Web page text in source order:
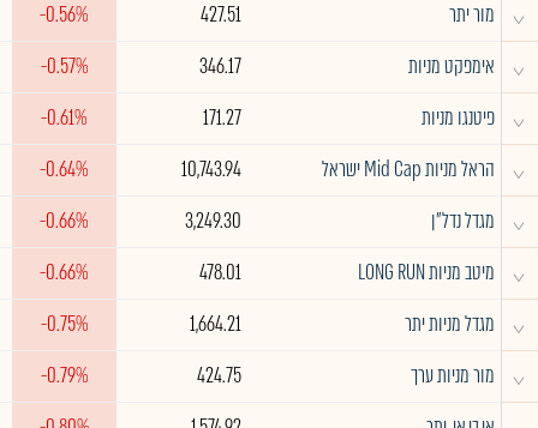
^ מור יתר 427.51
-0.56%
^ אימפקט מניות 346.17
-0.57%
^ פיטנגו מניות 171.27
-0.61%
^ הראל מניות Mid Cap ישראל 10,743.94
-0.64%
^ מגדל נדל"ן 3,249.30
-0.66%
^ מיטב מניות LONG RUN 478.01
-0.66%
^ מגדל מניות יתר 1,664.21
-0.75%
^ מור מניות ערך 424.75
-0.79%